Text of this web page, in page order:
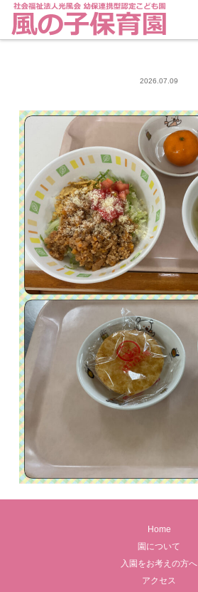
2026.07.09
Home
園について
入園をお考えの方へ
アクセス